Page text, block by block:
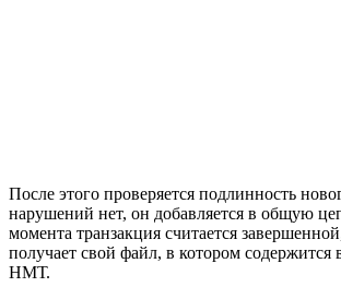
После этого проверяется подлинность
нарушений нет, он добавляется в общую
момента транзакция считается
получает свой файл, в котором содержится
НМТ.